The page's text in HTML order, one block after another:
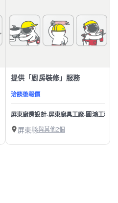
提供「廚房裝修」服務
洽談後報價
屏東廚房設計-屏東廚具工廠-圓鴻工程
屏東縣與其他2個